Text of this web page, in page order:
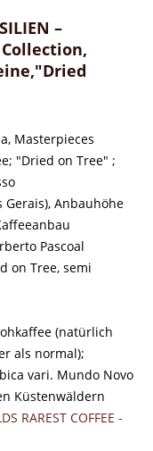
–
Masterpieces
"Dried on Tree" ;
Gerais), Anbauhöhe
Pascoal
on Tree, semi
(natürlich
als normal);
vari. Mundo Novo
Küstenwäldern
RAREST COFFEE -